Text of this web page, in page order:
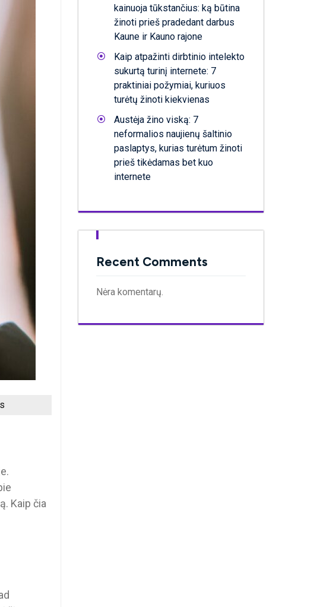
Kaip čia
kainuoja tūkstančius: ką būtina
žinoti prieš pradedant darbus
Kaune ir Kauno rajone
Kaip atpažinti dirbtinio intelekto
sukurtą turinį internete: 7
praktiniai požymiai, kuriuos
turėtų žinoti kiekvienas
Austėja žino viską: 7
neformalios naujienų šaltinio
paslaptys, kurias turėtum žinoti
prieš tikėdamas bet kuo
internete
Recent Comments
Nėra komentarų.